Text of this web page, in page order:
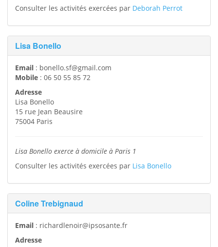
Consulter les activités exercées par Deborah Perrot
Lisa Bonello
Email : bonello.sf@gmail.com
Mobile : 06 50 55 85 72
Adresse
Lisa Bonello
15 rue Jean Beausire
75004 Paris
Lisa Bonello exerce à domicile à Paris 1
Consulter les activités exercées par Lisa Bonello
Coline Trebignaud
Email : richardlenoir@ipsosante.fr
Adresse